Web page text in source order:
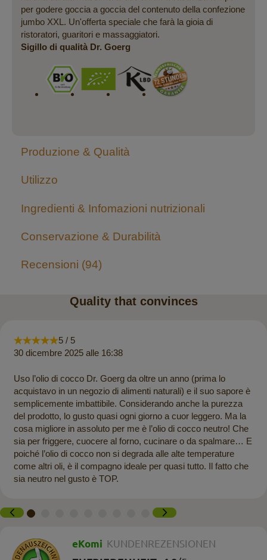
per godere goccia a goccia del contenuto della confezione
jumbo XXL. Un'offerta speciale che farà la gioia di
ristoratori, guaritori e massaggiatori.
Sigillo di qualità Dr. Goerg
Produzione & Qualità
Utilizzo
Ingredienti & Infomazioni nutrizionali
Conservazione & Durabilità
Recensioni 94
Quality that convinces
5 / 5
30 dicembre 2025 alle 16:38
Uso l’olio di cocco Dr. Goerg da oltre un anno (prima lo
acquistavo in un negozio di alimenti naturali) e il suo sapore è
semplicemente imbattibile. Considerando anche la purezza
del prodotto, lo gusto quasi ogni giorno a cuor leggero. Ma la
cosa migliore in assoluto per me è l’olio di cocco neutro! Che
sia per friggere, cuocere al forno, cucinare o da spalmare… E
poiché l’olio di cocco non si degrada alle alte temperature
come altri oli, è il compagno ideale per quasi tutto. Il fatto che
sia neutro nel gusto è TOP.
eKomi KUNDENREZENSIONEN